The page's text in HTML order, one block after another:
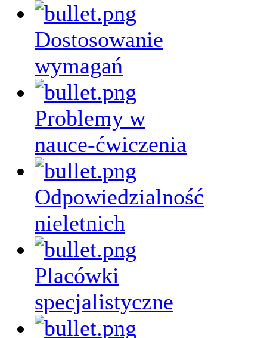
Dostosowanie
wymagań
Problemy w
nauce-ćwiczenia
Odpowiedzialność
nieletnich
Placówki
specjalistyczne